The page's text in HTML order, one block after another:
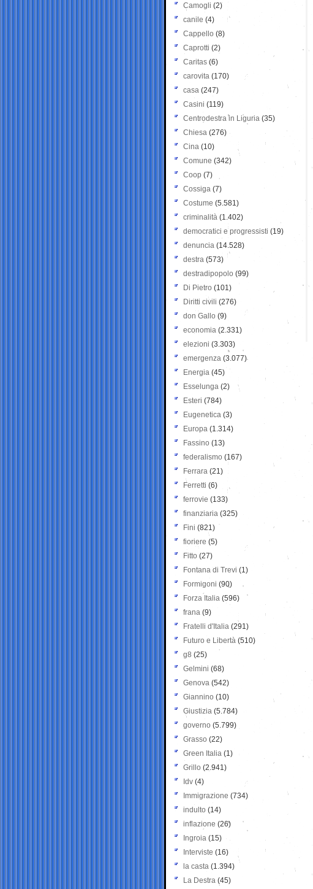
Camogli (2)
canile (4)
Cappello (8)
Caprotti (2)
Caritas (6)
carovita (170)
casa (247)
Casini (119)
Centrodestra in Liguria (35)
Chiesa (276)
Cina (10)
Comune (342)
Coop (7)
Cossiga (7)
Costume (5.581)
criminalità (1.402)
democratici e progressisti (19)
denuncia (14.528)
destra (573)
destradipopolo (99)
Di Pietro (101)
Diritti civili (276)
don Gallo (9)
economia (2.331)
elezioni (3.303)
emergenza (3.077)
Energia (45)
Esselunga (2)
Esteri (784)
Eugenetica (3)
Europa (1.314)
Fassino (13)
federalismo (167)
Ferrara (21)
Ferretti (6)
ferrovie (133)
finanziaria (325)
Fini (821)
fioriere (5)
Fitto (27)
Fontana di Trevi (1)
Formigoni (90)
Forza Italia (596)
frana (9)
Fratelli d'Italia (291)
Futuro e Libertà (510)
g8 (25)
Gelmini (68)
Genova (542)
Giannino (10)
Giustizia (5.784)
governo (5.799)
Grasso (22)
Green Italia (1)
Grillo (2.941)
Idv (4)
Immigrazione (734)
indulto (14)
inflazione (26)
Ingroia (15)
Interviste (16)
la casta (1.394)
La Destra (45)